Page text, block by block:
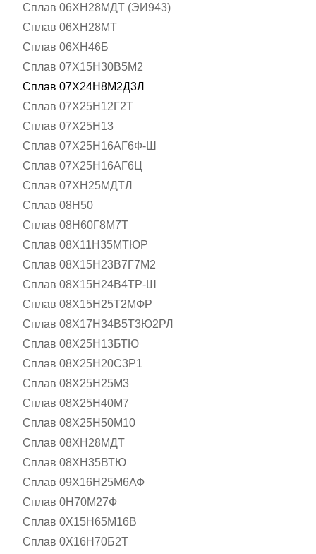
Сплав 06ХН28МДТ (ЭИ943)
Сплав 06ХН28МТ
Сплав 06ХН46Б
Сплав 07Х15Н30В5М2
Сплав 07Х24Н8М2Д3Л
Сплав 07Х25Н12Г2Т
Сплав 07Х25Н13
Сплав 07Х25Н16АГ6Ф-Ш
Сплав 07Х25Н16АГ6Ц
Сплав 07ХН25МДТЛ
Сплав 08Н50
Сплав 08Н60Г8М7Т
Сплав 08Х11Н35МТЮР
Сплав 08Х15Н23В7Г7М2
Сплав 08Х15Н24В4ТР-Ш
Сплав 08Х15Н25Т2МФР
Сплав 08Х17Н34В5Т3Ю2РЛ
Сплав 08Х25Н13БТЮ
Сплав 08Х25Н20С3Р1
Сплав 08Х25Н25М3
Сплав 08Х25Н40М7
Сплав 08Х25Н50М10
Сплав 08ХН28МДТ
Сплав 08ХН35ВТЮ
Сплав 09Х16Н25М6АФ
Сплав 0Н70М27Ф
Сплав 0Х15Н65М16В
Сплав 0Х16Н70Б2Т